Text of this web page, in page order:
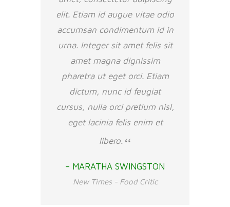
elit. Etiam id augue vitae odio
accumsan condimentum id in
urna. Integer sit amet felis sit
amet magna dignissim
pharetra ut eget orci. Etiam
dictum, nunc id feugiat
cursus, nulla orci pretium nisl,
eget lacinia felis enim et
libero.
– MARATHA SWINGSTON
New Times - Food Critic